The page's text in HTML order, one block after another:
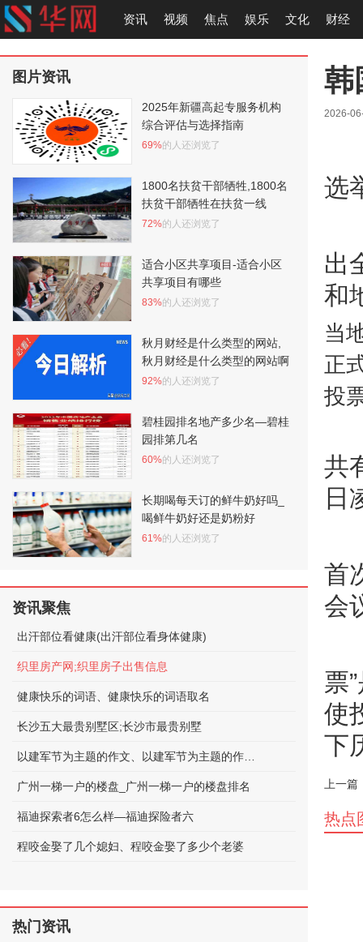
资讯 视频 焦点 娱乐 文化 财经
韩
2026-
选
出
和
当
正
投
共
日
首
会
票
使
下
上一篇
图片资讯
2025年新疆高起专服务机构
综合评估与选择指南
69%的人还浏览了
1800名扶贫干部牺牲,1800名
扶贫干部牺牲在扶贫一线
72%的人还浏览了
适合小区共享项目-适合小区
共享项目有哪些
83%的人还浏览了
秋月财经是什么类型的网站,
秋月财经是什么类型的网站啊
92%的人还浏览了
碧桂园排名地产多少名—碧桂
园排第几名
60%的人还浏览了
长期喝每天订的鲜牛奶好吗_
喝鲜牛奶好还是奶粉好
61%的人还浏览了
资讯聚焦
出汗部位看健康(出汗部位看身体健康)
织里房产网;织里房子出售信息
健康快乐的词语、健康快乐的词语取名
长沙五大最贵别墅区;长沙市最贵别墅
广州一梯一户的楼盘_广州一梯一户的楼盘排名
福迪探索者6怎么样—福迪探险者六
程咬金娶了几个媳妇、程咬金娶了多少个老婆
热门资讯
热点